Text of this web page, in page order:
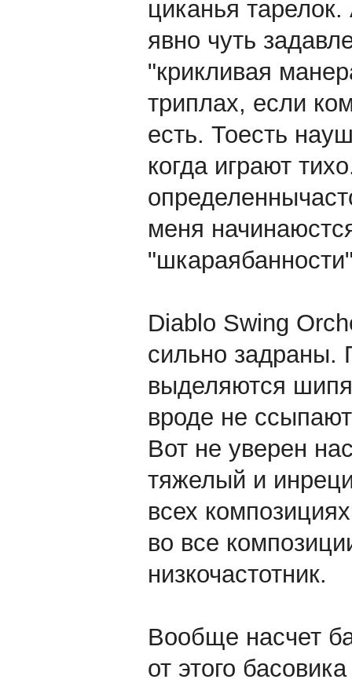
циканья
явно чуть
"крикливая
триплах, если
есть. Тоесть
когда играют
меня
Diablo Swing
сильно задраны.
выделяются
вроде не
Вот не уверен
тяжелый и
всех
во все
низкочастотник.
Вообще насчет
от этого